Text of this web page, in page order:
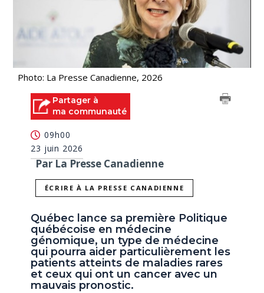
Photo: La Presse Canadienne, 2026
Partager à
ma communauté
09h00
23 juin 2026
Par La Presse Canadienne
ÉCRIRE À LA PRESSE CANADIENNE
Québec lance sa première Politique
québécoise en médecine
génomique, un type de médecine
qui pourra aider particulièrement les
patients atteints de maladies rares
et ceux qui ont un cancer avec un
mauvais pronostic.